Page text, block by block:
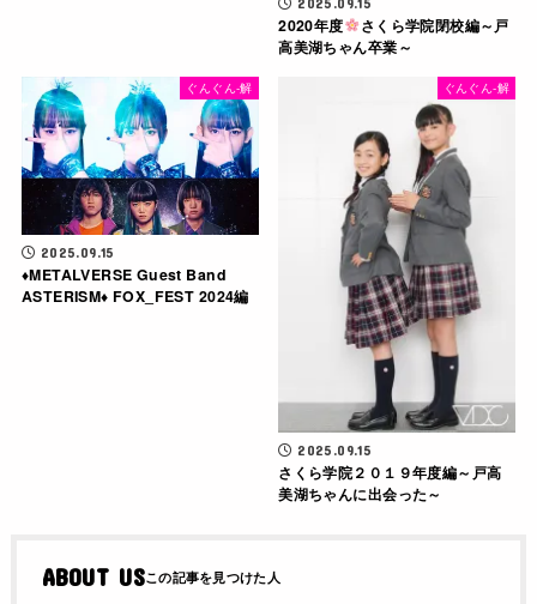
2020年度
さくら学院閉校編～戸
高美湖ちゃん卒業～
ぐんぐん-解
2025.09.15
♦METALVERSE Guest Band
ASTERISM♦ FOX_FEST 2024編
ぐんぐん-解
2025.09.15
さくら学院２０１９年度編～戸高
美湖ちゃんに出会った～
ABOUT US